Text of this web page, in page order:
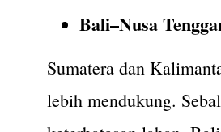
Bali–Nusa
Sumatera dan
lebih mendukung.